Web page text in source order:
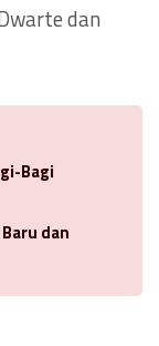
dan
Bagi
dan